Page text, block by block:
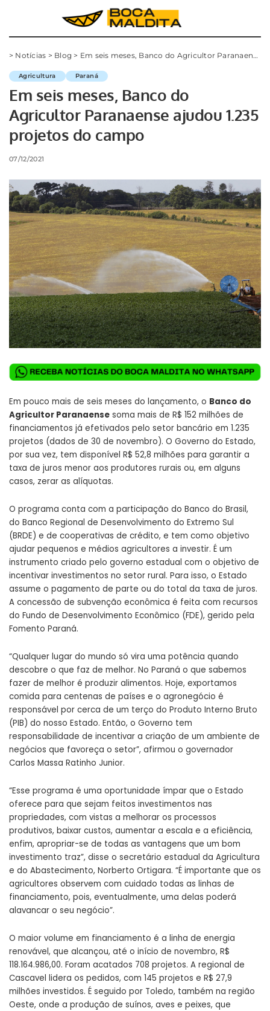
> Notícias > Blog > Em seis meses, Banco do Agricultor Paranaense ajudou 1.235 projetos do campo
Agricultura Paraná
Em seis meses, Banco do
Agricultor Paranaense ajudou 1.235
projetos do campo
07/12/2021
Em pouco mais de seis meses do lançamento, o Banco do
Agricultor Paranaense soma mais de R$ 152 milhões de
financiamentos já efetivados pelo setor bancário em 1.235
projetos (dados de 30 de novembro). O Governo do Estado,
por sua vez, tem disponível R$ 52,8 milhões para garantir a
taxa de juros menor aos produtores rurais ou, em alguns
casos, zerar as alíquotas.
O programa conta com a participação do Banco do Brasil,
do Banco Regional de Desenvolvimento do Extremo Sul
(BRDE) e de cooperativas de crédito, e tem como objetivo
ajudar pequenos e médios agricultores a investir. É um
instrumento criado pelo governo estadual com o objetivo de
incentivar investimentos no setor rural. Para isso, o Estado
assume o pagamento de parte ou do total da taxa de juros.
A concessão de subvenção econômica é feita com recursos
do Fundo de Desenvolvimento Econômico (FDE), gerido pela
Fomento Paraná.
“Qualquer lugar do mundo só vira uma potência quando
descobre o que faz de melhor. No Paraná o que sabemos
fazer de melhor é produzir alimentos. Hoje, exportamos
comida para centenas de países e o agronegócio é
responsável por cerca de um terço do Produto Interno Bruto
(PIB) do nosso Estado. Então, o Governo tem
responsabilidade de incentivar a criação de um ambiente de
negócios que favoreça o setor”, afirmou o governador
Carlos Massa Ratinho Junior.
“Esse programa é uma oportunidade ímpar que o Estado
oferece para que sejam feitos investimentos nas
propriedades, com vistas a melhorar os processos
produtivos, baixar custos, aumentar a escala e a eficiência,
enfim, apropriar-se de todas as vantagens que um bom
investimento traz”, disse o secretário estadual da Agricultura
e do Abastecimento, Norberto Ortigara. “É importante que os
agricultores observem com cuidado todas as linhas de
financiamento, pois, eventualmente, uma delas poderá
alavancar o seu negócio”.
O maior volume em financiamento é a linha de energia
renovável, que alcançou, até o início de novembro, R$
118.164.986,00. Foram acatados 708 projetos. A regional de
Cascavel lidera os pedidos, com 145 projetos e R$ 27,9
milhões investidos. É seguido por Toledo, também na região
Oeste, onde a produção de suínos, aves e peixes, que